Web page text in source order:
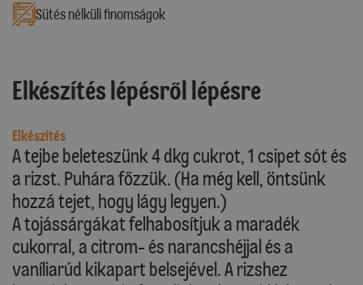
Sütés nélküli finomságok
Elkészítés lépésről lépésre
Elkészítés
A tejbe beleteszünk 4 dkg cukrot, 1 csipet sót és
a rizst. Puhára főzzük. (Ha még kell, öntsünk
hozzá tejet, hogy lágy legyen.)
A tojássárgákat felhabosítjuk a maradék
cukorral, a citrom- és narancshéjjal és a
vaníliarúd kikapart belsejével. A rizshez